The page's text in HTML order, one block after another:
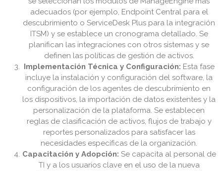
adecuados (por ejemplo, Endpoint Central para el
descubrimiento o ServiceDesk Plus para la integración
ITSM) y se establece un cronograma detallado. Se
planifican las integraciones con otros sistemas y se
definen las políticas de gestión de activos.
Implementación Técnica y Configuración: Esta fase
incluye la instalación y configuración del software, la
configuración de los agentes de descubrimiento en
los dispositivos, la importación de datos existentes y la
personalización de la plataforma. Se establecen
reglas de clasificación de activos, flujos de trabajo y
reportes personalizados para satisfacer las
necesidades específicas de la organización.
Capacitación y Adopción: Se capacita al personal de
TI y a los usuarios clave en el uso de la nueva